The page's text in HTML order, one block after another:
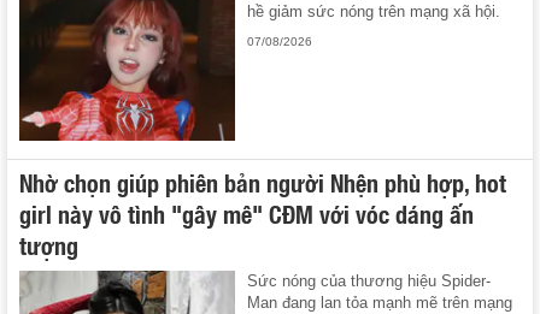
hề giảm sức nóng trên mạng xã hội.
07/08/2026
Nhờ chọn giúp phiên bản người Nhện phù hợp, hot
girl này vô tình "gây mê" CĐM với vóc dáng ấn
tượng
Sức nóng của thương hiệu Spider-
Man đang lan tỏa mạnh mẽ trên mạng